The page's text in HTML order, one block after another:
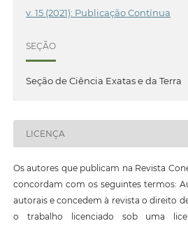
v. 15 (2021): Publicação Contínua
SEÇÃO
Seção de Ciência Exatas e da Terra
LICENÇA
Os autores que publicam na Revista
concordam com os seguintes termos:
autorais e concedem à revista o direito
o trabalho licenciado sob uma